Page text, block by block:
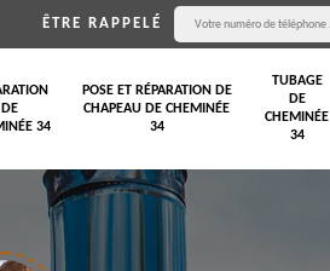
ÊTRE RAPPELÉ
DE
34
POSE ET RÉPARATION DE
CHAPEAU DE CHEMINÉE
34
TUBAGE
DE
CHEMINÉE
34